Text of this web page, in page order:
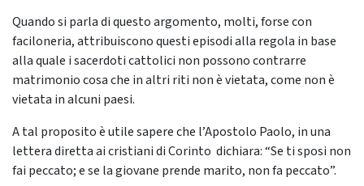
Quando si parla di questo argomento, molti, forse con
faciloneria, attribuiscono questi episodi alla regola in base
alla quale i sacerdoti cattolici non possono contrarre
matrimonio cosa che in altri riti non è vietata, come non è
vietata in alcuni paesi.
A tal proposito è utile sapere che l’Apostolo Paolo, in una
lettera diretta ai cristiani di Corinto dichiara: “Se ti sposi non
fai peccato; e se la giovane prende marito, non fa peccato”.